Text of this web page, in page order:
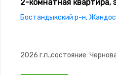
2-комнатная квартира,
Бостандыкский р-н,
2026 г.п.,состояние: